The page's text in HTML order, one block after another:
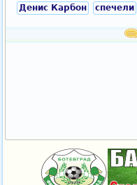
Денис Карбон спечели